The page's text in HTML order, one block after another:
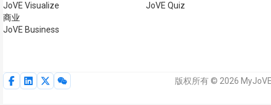
JoVE Visualize
商业
JoVE Business
JoVE Quiz
版权所有 © 2026